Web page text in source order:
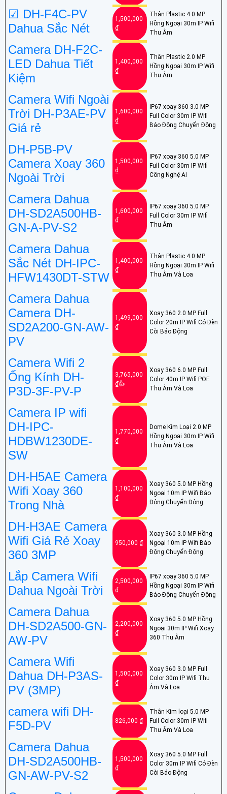
☑ DH-F4C-PV
Dahua Sắc Nét
1,500,000
₫
Thân Plastic 4.0 MP
Hồng Ngoại 30m IP Wifi
Thu Âm
Camera DH-F2C-
LED Dahua Tiết
Kiệm
1,400,000
₫
Thân Plastic 2.0 MP
Hồng Ngoại 30m IP Wifi
Thu Âm
Camera Wifi Ngoài
Trời DH-P3AE-PV
Giá rẻ
1,600,000
₫
IP67 xoay 360 3.0 MP
Full Color 30m IP Wifi
Báo Động Chuyển Động
DH-P5B-PV
Camera Xoay 360
Ngoài Trời
1,500,000
₫
IP67 xoay 360 5.0 MP
Full Color 30m IP Wifi
Công Nghệ AI
Camera Dahua
DH-SD2A500HB-
GN-A-PV-S2
1,600,000
₫
IP67 xoay 360 5.0 MP
Full Color 30m IP Wifi
Thu Âm
Camera Dahua
Sắc Nét DH-IPC-
HFW1430DT-STW
1,400,000
₫
Thân Plastic 4.0 MP
Hồng Ngoại 30m IP Wifi
Thu Âm Và Loa
Camera Dahua
Camera DH-
SD2A200-GN-AW-
PV
1,499,000
₫
Xoay 360 2.0 MP Full
Color 20m IP Wifi Có Đèn
Còi Báo Động
Camera Wifi 2
Ống Kính DH-
P3D-3F-PV-P
3,765,000
₫👍
Xoay 360 6.0 MP Full
Color 40m IP Wifi POE
Thu Âm Và Loa
Camera IP wifi
DH-IPC-
HDBW1230DE-
SW
1,770,000
₫
Dome Kim Loại 2.0 MP
Hồng Ngoại 30m IP Wifi
Thu Âm Và Loa
DH-H5AE Camera
Wifi Xoay 360
Trong Nhà
1,100,000
₫
Xoay 360 5.0 MP Hồng
Ngoại 10m IP Wifi Báo
Động Chuyển Động
DH-H3AE Camera
Wifi Giá Rẻ Xoay
360 3MP
950,000 ₫
Xoay 360 3.0 MP Hồng
Ngoại 10m IP Wifi Báo
Động Chuyển Động
Lắp Camera Wifi
Dahua Ngoài Trời
2,500,000
₫
IP67 xoay 360 5.0 MP
Hồng Ngoại 30m IP Wifi
Báo Động Chuyển Động
Camera Dahua
DH-SD2A500-GN-
AW-PV
2,200,000
₫
Xoay 360 5.0 MP Hồng
Ngoại 30m IP Wifi Xoay
360 Thu Âm
Camera Wifi
Dahua DH-P3AS-
PV (3MP)
1,500,000
₫
Xoay 360 3.0 MP Full
Color 30m IP Wifi Thu
Âm Và Loa
camera wifi DH-
F5D-PV
826,000 ₫
Thân Kim loại 5.0 MP
Full Color 30m IP Wifi
Thu Âm Và Loa
Camera Dahua
DH-SD2A500HB-
GN-AW-PV-S2
1,500,000
₫
Xoay 360 5.0 MP Full
Color 30m IP Wifi Có Đèn
Còi Báo Động